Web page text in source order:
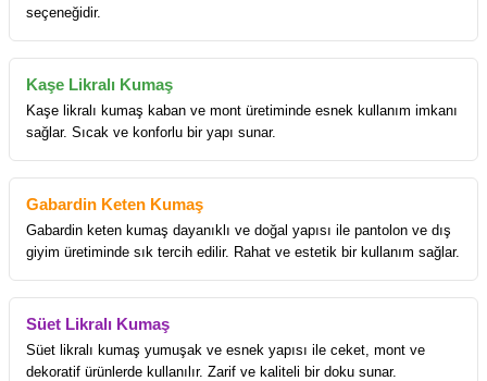
seçeneğidir.
Kaşe Likralı Kumaş
Kaşe likralı kumaş kaban ve mont üretiminde esnek kullanım imkanı
sağlar. Sıcak ve konforlu bir yapı sunar.
Gabardin Keten Kumaş
Gabardin keten kumaş dayanıklı ve doğal yapısı ile pantolon ve dış
giyim üretiminde sık tercih edilir. Rahat ve estetik bir kullanım sağlar.
Süet Likralı Kumaş
Süet likralı kumaş yumuşak ve esnek yapısı ile ceket, mont ve
dekoratif ürünlerde kullanılır. Zarif ve kaliteli bir doku sunar.